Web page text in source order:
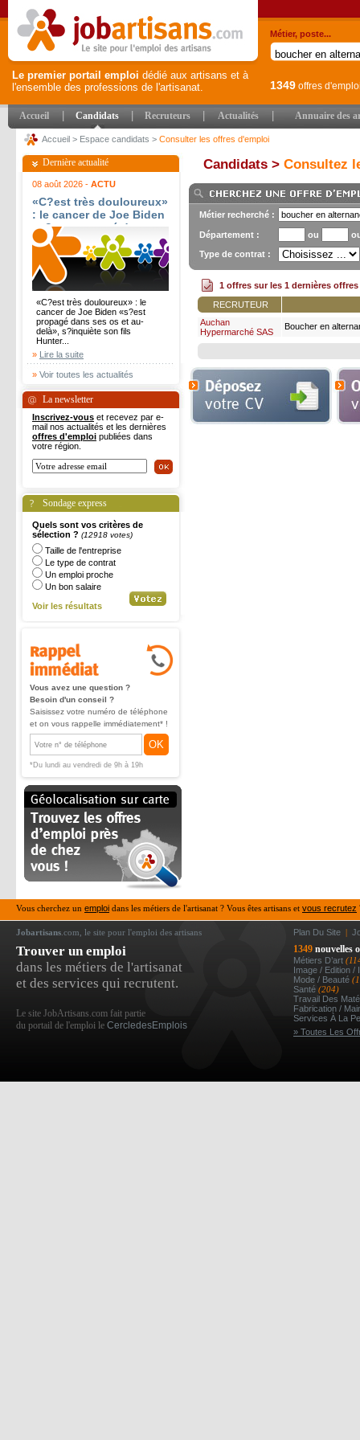
Le premier portail emploi dédié aux artisans et à
l'ensemble des professions de l'artisanat.
Métier, poste...
1349 offres
Accueil Candidats Recruteurs Actualités Annuaire des
Accueil > Espace candidats > Consulter les offres d'emploi
Dernière actualité
08 août 2026 - ACTU
«C?est très douloureux»
: le cancer de Joe Biden
«s?est propagé dans
ses os et au-delà», s?
inquiète son fils Hunter
Biden - Le Figaro
«C?est très douloureux» : le
cancer de Joe Biden «s?est
propagé dans ses os et au-
delà», s?inquiète son fils
Hunter...
» Lire la suite
» Voir toutes les actualités
La newsletter
Inscrivez-vous et recevez par e-
mail nos actualités et les dernières
offres d'emploi publiées dans
votre région.
Sondage express
Quels sont vos critères de
sélection ? (12918 votes)
Taille de l'entreprise
Le type de contrat
Un emploi proche
Un bon salaire
Voir les résultats
Vous avez une question ?
Besoin d'un conseil ?
Saisissez votre numéro de téléphone
et on vous rappelle immédiatement* !
OK
*Du lundi au vendredi de 9h à 19h
Candidats > Consultez
Métier recherché :
Département : ou
Type de contrat :
1 offres sur les 1 dernières offres
RECRUTEUR
Auchan
Hypermarché SAS
Boucher en
Vous cherchez un emploi dans les métiers de l'artisanat ? Vous êtes artisans et vous recrutez
Jobartisans .com, le site pour l'emploi des artisans Plan Du Site |
Trouver un emploi
dans les métiers de l'artisanat
et des services qui recrutent.
Le site JobArtisans.com fait partie
du portail de l'emploi le CercledesEmplois
1349 nouvelles
Métiers D’art
Image / Edition /
Mode / Beauté
Santé (204)
Travail Des
Fabrication /
Services À La
» Toutes Les